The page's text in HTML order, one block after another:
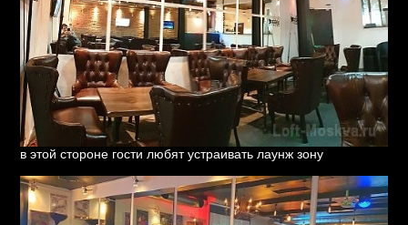
в этой стороне гости любят устраивать лаунж зону